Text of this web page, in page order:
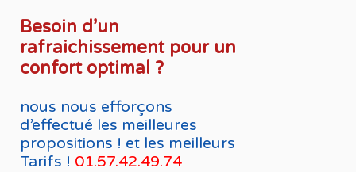
Besoin d’un
rafraichissement pour un
confort optimal ?
nous nous efforçons
d’effectué les meilleures
propositions ! et les meilleurs
Tarifs ! 01.57.42.49.74